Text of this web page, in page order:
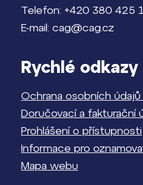
Telefon: +420 380 425
E-mail: cag@cag.cz
Rychlé odkazy
Ochrana osobních
Doručovací a fakturační
Prohlášení o přístupnosti
Informace pro
Mapa webu